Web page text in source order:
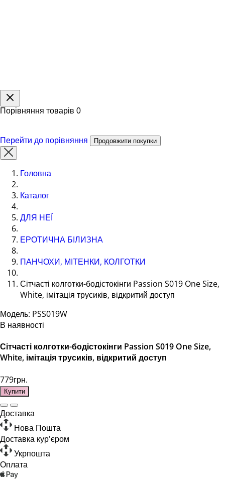
Порівняння товарів 0
Перейти до порівняння Продовжити покупки
Головна
Каталог
ДЛЯ НЕЇ
ЕРОТИЧНА БІЛИЗНА
ПАНЧОХИ, МІТЕНКИ, КОЛГОТКИ
Сітчасті колготки-бодістокінги Passion S019 One Size,
White, імітація трусиків, відкритий доступ
Модель: PSS019W
В наявності
Сітчасті колготки-бодістокінги Passion S019 One Size,
White, імітація трусиків, відкритий доступ
779грн.
Купити
Доставка
Нова Пошта
Доставка кур'єром
Укрпошта
Оплата